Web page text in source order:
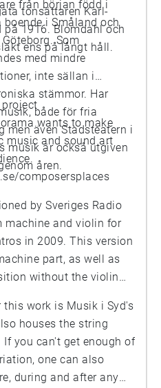
tonsättaren Karl-
1916. Blomdahl och
ens på långt håll.
från början född i
i Småland och
Som
med mindre
inte sällan i
stämmor. Har
både för fria
men även Stadsteatern i
musik är också utgiven
åren.
wants to make
music and sound art
composersplaces
by Sveriges Radio
machine and violin for
in 2009. This version
part, as well as
without the violin
work is Musik i Syd's
houses the string
you can't get enough of
one can also
during and after any